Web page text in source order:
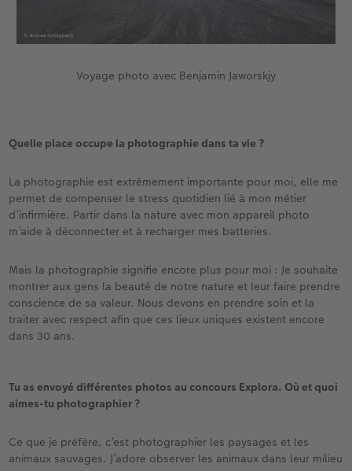
Voyage photo avec Benjamin Jaworskjy
Quelle place occupe la photographie dans ta vie ?
La photographie est extrêmement importante pour moi, elle me
permet de compenser le stress quotidien lié à mon métier
d’infirmière. Partir dans la nature avec mon appareil photo
m’aide à déconnecter et à recharger mes batteries.
Mais la photographie signifie encore plus pour moi : Je souhaite
montrer aux gens la beauté de notre nature et leur faire prendre
conscience de sa valeur. Nous devons en prendre soin et la
traiter avec respect afin que ces lieux uniques existent encore
dans 30 ans.
Tu as envoyé différentes photos au concours Explora. Où et quoi
aimes-tu photographier ?
Ce que je préfère, c’est photographier les paysages et les
animaux sauvages. J’adore observer les animaux dans leur milieu